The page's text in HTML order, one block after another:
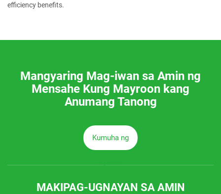
efficiency benefits.
Mangyaring Mag-iwan sa Amin ng
Mensahe Kung Mayroon kang
Anumang Tanong
Kumuha ng
MAKIPAG-UGNAYAN SA AMIN